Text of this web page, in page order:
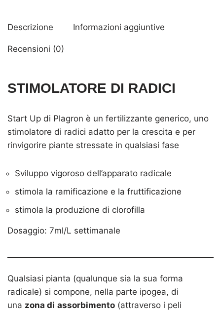
Descrizione Informazioni aggiuntive
Recensioni (0)
STIMOLATORE DI RADICI
Start Up di Plagron è un fertilizzante generico, uno
stimolatore di radici adatto per la crescita e per
rinvigorire piante stressate in qualsiasi fase
Sviluppo vigoroso dell’apparato radicale
stimola la ramificazione e la fruttificazione
stimola la produzione di clorofilla
Dosaggio: 7ml/L settimanale
Qualsiasi pianta (qualunque sia la sua forma
radicale) si compone, nella parte ipogea, di
una zona di assorbimento (attraverso i peli